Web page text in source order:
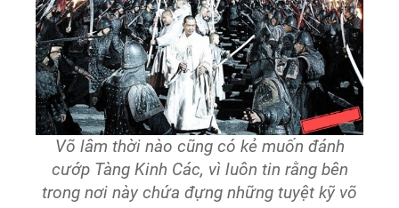
Võ lâm thời nào cũng có kẻ muốn đánh
cướp Tàng Kinh Các, vì luôn tin rằng bên
trong nơi này chứa đựng những tuyệt kỹ võ